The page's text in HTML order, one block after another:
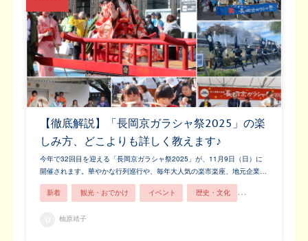
【徹底解説】「長岡京ガラシャ祭2025」の楽
しみ方、どこよりも詳しく教えます♪
今年で32回目を迎える「長岡京ガラシャ祭2025」が、11月9日（日）に
開催されます。華やかな行列巡行や、毎年大人気の楽市楽座、地元企業…
新着 観光・おでかけ イベント 歴史・文化
柚原靖子